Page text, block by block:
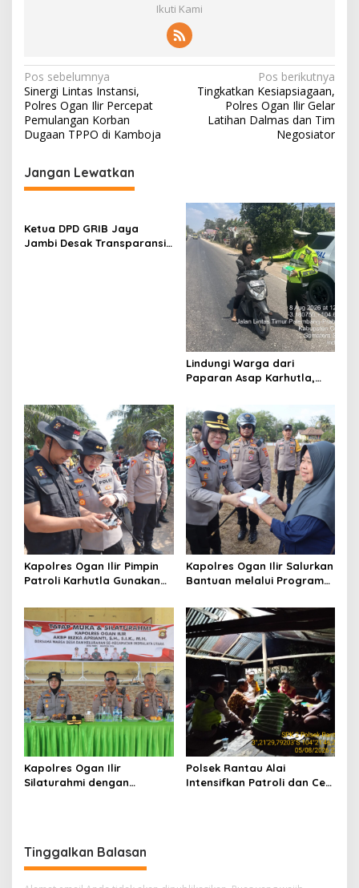
Ikuti Kami
N
a
v
i
g
a
i
Pos sebelumnya
Sinergi Lintas Instansi,
Polres Ogan Ilir Percepat
Pemulangan Korban
Dugaan TPPO di Kamboja
Pos berikutnya
Tingkatkan Kesiapsiagaan,
Polres Ogan Ilir Gelar
Latihan Dalmas dan Tim
Negosiator
Jangan Lewatkan
Ketua DPD GRIB Jaya
Jambi Desak Transparansi
Lindungi Warga dari
Paparan Asap Karhutla,
Masker dan Atur Lalu Lintas
di Lokasi Kebakaran
Kapolres Ogan Ilir Pimpin
Patroli Karhutla Gunakan
Perkuat Kesiapsiagaan
Hadapi Musim Kemarau
Kapolres Ogan Ilir Salurkan
Bantuan melalui Program
Kepedulian kepada
Masyarakat Desa Parit
Kapolres Ogan Ilir
Silaturahmi dengan
Polsek Rantau Alai
Intensifkan Patroli dan Cek
Tinggalkan Balasan